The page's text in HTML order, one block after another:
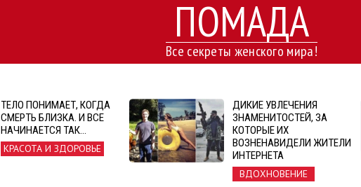
ПОМАДА
Все секреты женского мира!
ТЕЛО ПОНИМАЕТ, КОГДА
СМЕРТЬ БЛИЗКА. И ВСЕ
НАЧИНАЕТСЯ ТАК…
КРАСОТА И ЗДОРОВЬЕ
ДИКИЕ УВЛЕЧЕНИЯ
ЗНАМЕНИТОСТЕЙ, ЗА
КОТОРЫЕ ИХ
ВОЗНЕНАВИДЕЛИ ЖИТЕЛИ
ИНТЕРНЕТА
ВДОХНОВЕНИЕ